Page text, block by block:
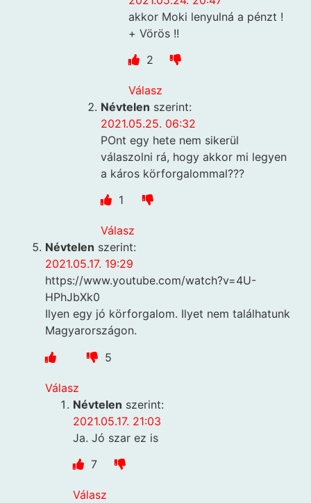
akkor Moki lenyulná a pénzt !
+ Vörös !!
2
Válasz
Névtelen szerint:
2021.05.25. 06:32
POnt egy hete nem sikerül
válaszolni rá, hogy akkor mi legyen
a káros körforgalommal???
1
Válasz
Névtelen szerint:
2021.05.17. 19:29
https://www.youtube.com/watch?v=4U-
HPhJbXk0
Ilyen egy jó körforgalom. Ilyet nem találhatunk
Magyarországon.
5
Válasz
Névtelen szerint:
2021.05.17. 21:03
Ja. Jó szar ez is
7
Válasz